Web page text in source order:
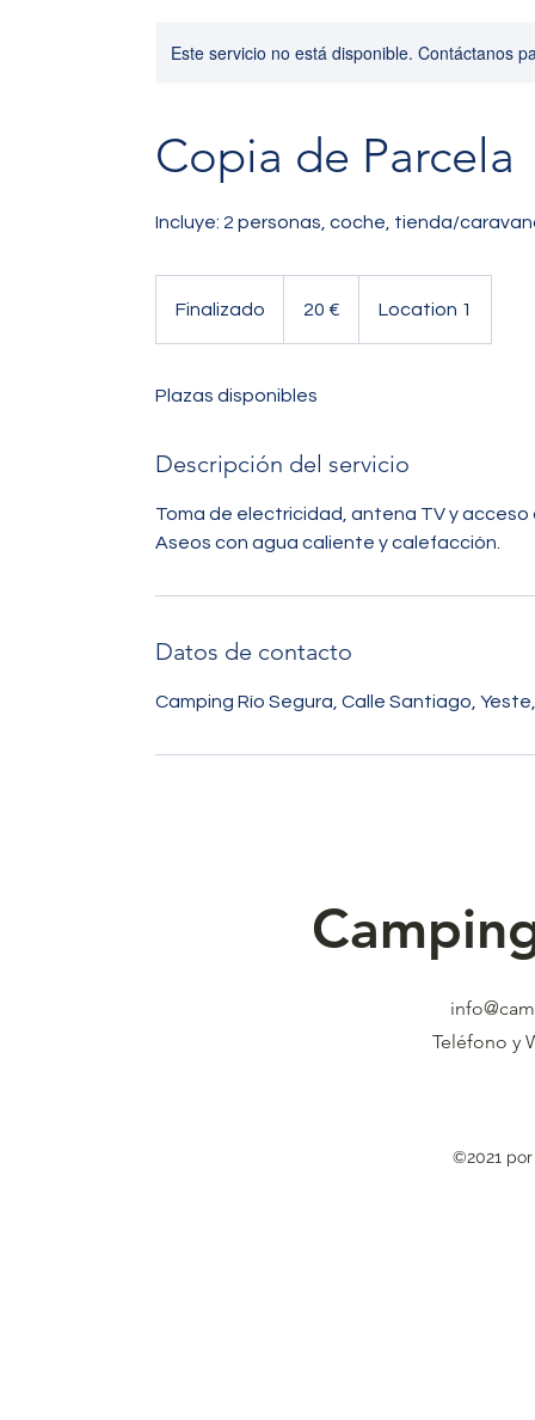
Este servicio no está disponible. Contáctanos
Copia de Parcela
Incluye: 2 personas, coche, tienda/
Finalizado
a
i
a
d
20 € Location 1
Plazas disponibles
Descripción del servicio
Toma de electricidad, antena TV y acceso
Aseos con agua caliente y calefacción.
Datos de contacto
Camping Río Segura, Calle Santiago,
Teléfono y
©2021